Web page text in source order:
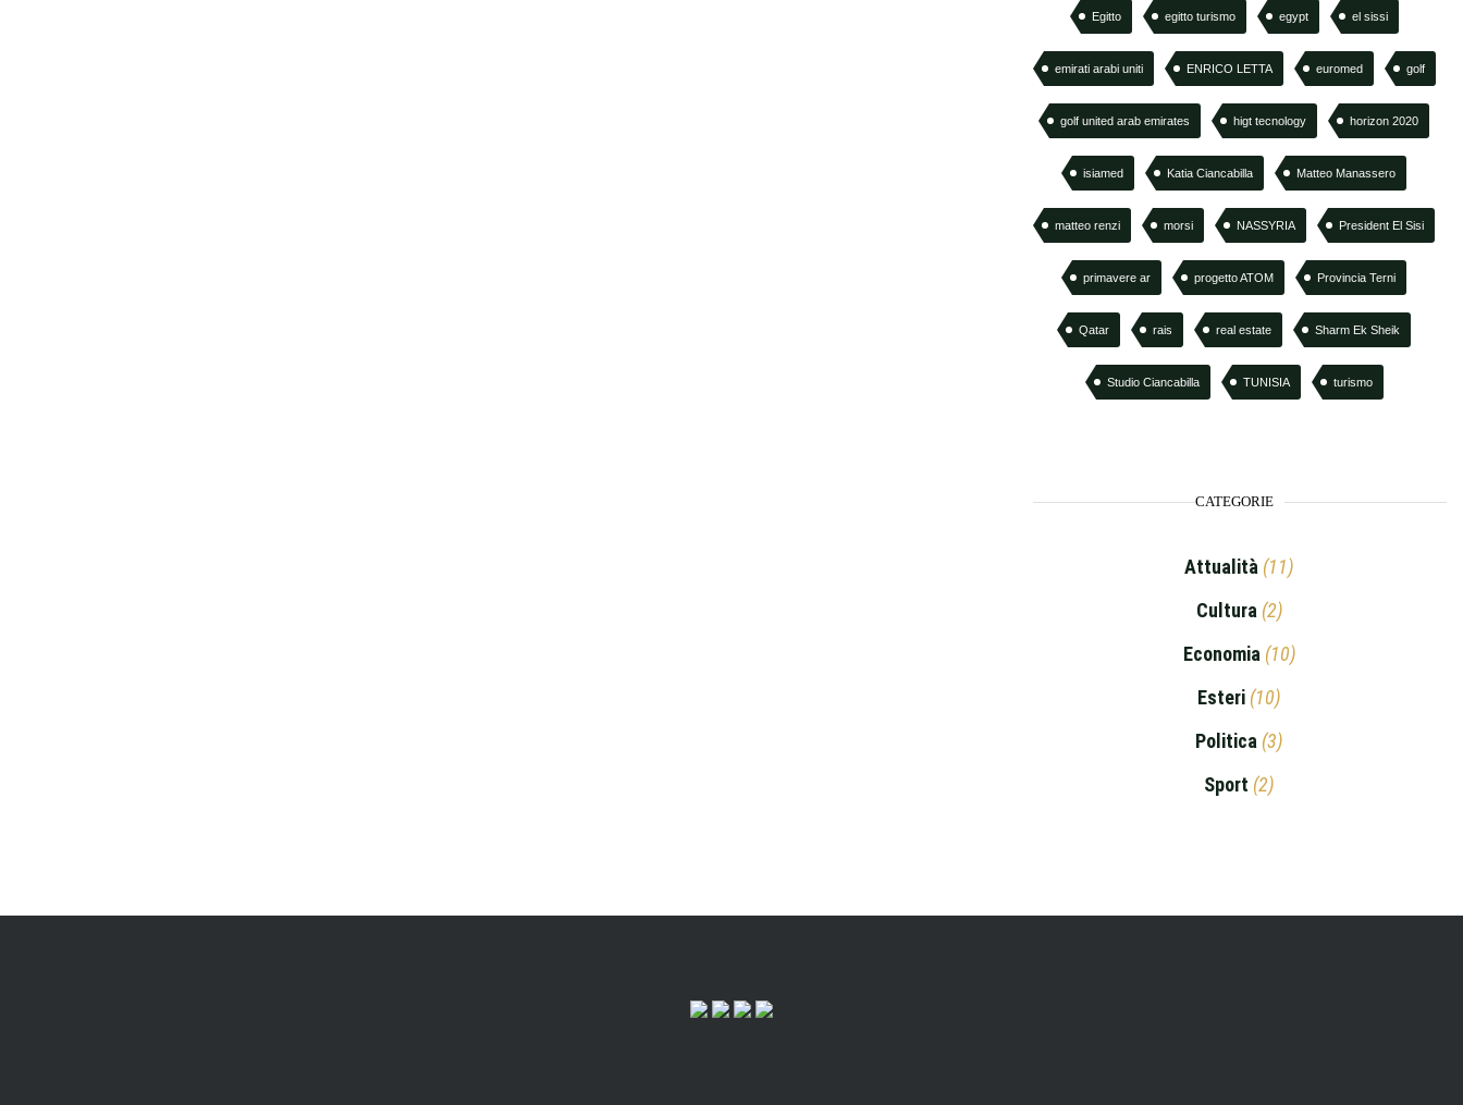
Egitto egitto turismo egypt el sissi
emirati arabi uniti ENRICO LETTA euromed golf
golf united arab emirates higt tecnology horizon 2020
isiamed Katia Ciancabilla Matteo Manassero
matteo renzi morsi NASSYRIA President El Sisi
primavere ar progetto ATOM Provincia Terni
Qatar rais real estate Sharm Ek Sheik
Studio Ciancabilla TUNISIA turismo
CATEGORIE
Attualità (11)
Cultura (2)
Economia (10)
Esteri (10)
Politica (3)
Sport (2)